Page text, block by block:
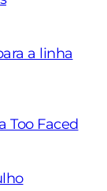
a linha
Too Faced